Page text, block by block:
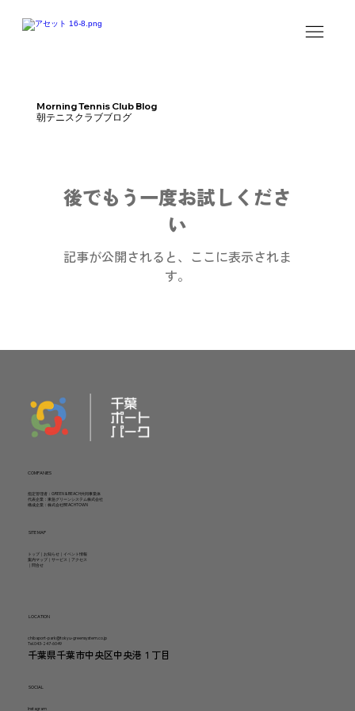
Morning Tennis Club Blog
朝テニスクラブブログ
後でもう一度お試しくださ
い
記事が公開されると、ここに表示されま
す。
COMPANIES
指定管理者：GREEN & BEACH共同事業体
代表企業：東急グリーンシステム株式会社
構成企業：株式会社BEACHTOWN
SITE MAP
トップ ｜ お知らせ ｜ イベント情報
案内マップ ｜ サービス ｜ アクセス
｜ 問合せ
LOCATION
chibaport-park@tokyu-greensystem.co.jp
Tel.043-247-6049
千葉県千葉市中央区中央港１丁目
SOCIAL
Instagram